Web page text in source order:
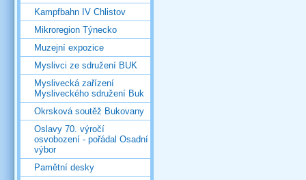
Kampfbahn IV Chlistov
Mikroregion Týnecko
Muzejní expozice
Myslivci ze sdružení BUK
Myslivecká zařízení
Mysliveckého sdružení Buk
Okrsková soutěž Bukovany
Oslavy 70. výročí
osvobození - pořádal Osadní
výbor
Pamětní desky